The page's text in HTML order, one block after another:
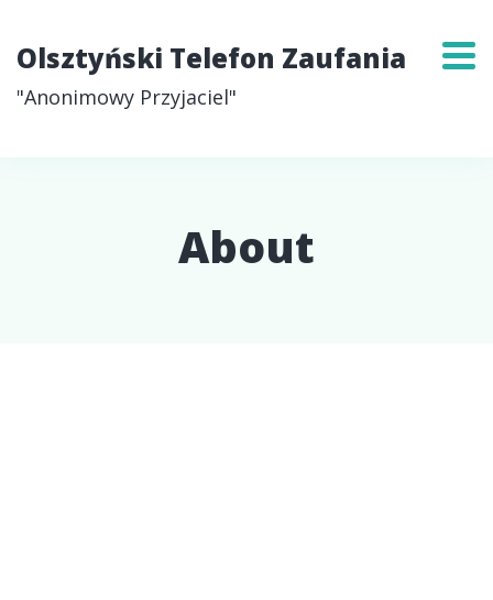
Olsztyński Telefon Zaufania
"Anonimowy Przyjaciel"
About